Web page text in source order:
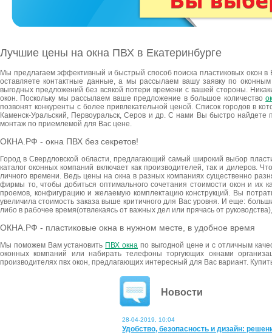
Лучшие цены на окна ПВХ в Екатеринбурге
Мы предлагаем эффективный и быстрый способ поиска пластиковых окон
оставляете контактные данные, а мы рассылаем вашу заявку по
выгодных предложений без всякой потери времени с вашей стороны.
окон. Поскольку мы рассылаем ваше предложение в большое количество
позвонят конкуренты с более привлекательной ценой. Список городов в
Каменск-Уральский, Первоуральск, Серов и др. С нами Вы быстро найдете
монтаж по приемлемой для Вас цене.
ОКНА.РФ - окна ПВХ без секретов!
Город в Свердловской области, предлагающий самый широкий выбор
каталог оконных компаний включает как производителей, так и дилеров.
личного времени. Ведь цены на окна в разных компаниях существенно
фирмы то, чтобы добиться оптимального сочетания стоимости окон и
проемов, конфигурацию и желаемую комплектацию конструкций. Вы
увеличила стоимость заказа выше критичного для Вас уровня. И еще:
либо в рабочее время(отвлекаясь от важных дел или прячась от
ОКНА.РФ - пластиковые окна в нужном месте, в удобное время
Мы поможем Вам установить ПВХ окна по выгодной цене и с отличным
оконных компаний или набирать телефоны торгующих окнами
производителях пвх окон, предлагающих интересный для Вас вариант.
Новости
28-04-2019, 10:04
Удобство, безопасность и дизайн: